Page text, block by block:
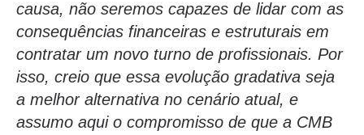
causa, não seremos capazes de lidar com as
consequências financeiras e estruturais em
contratar um novo turno de profissionais. Por
isso, creio que essa evolução gradativa seja
a melhor alternativa no cenário atual, e
assumo aqui o compromisso de que a CMB